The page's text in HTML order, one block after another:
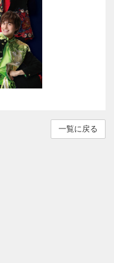
一覧に戻る